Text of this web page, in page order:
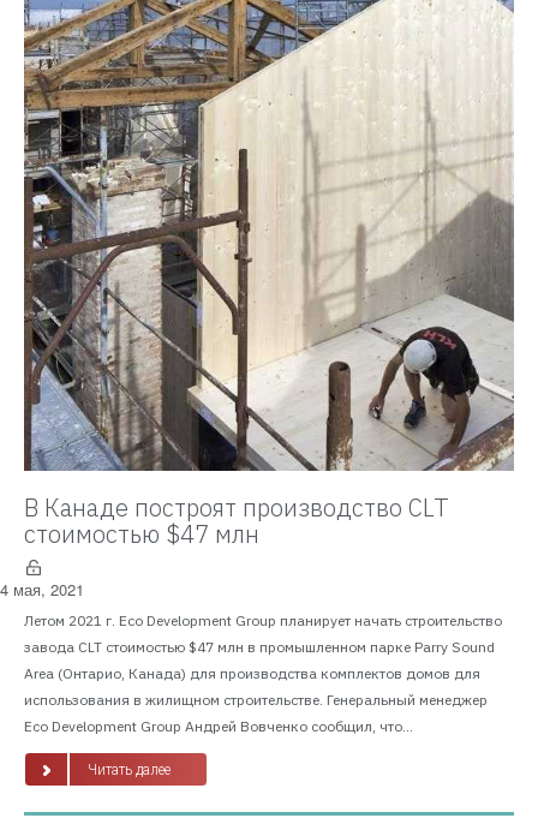
В Канаде построят производство CLT
стоимостью $47 млн
4 мая, 2021
Летом 2021 г. Eco Development Group планирует начать строительство
завода CLT стоимостью $47 млн в промышленном парке Parry Sound
Area (Онтарио, Канада) для производства комплектов домов для
использования в жилищном строительстве. Генеральный менеджер
Eco Development Group Андрей Вовченко сообщил, что...
Читать далее